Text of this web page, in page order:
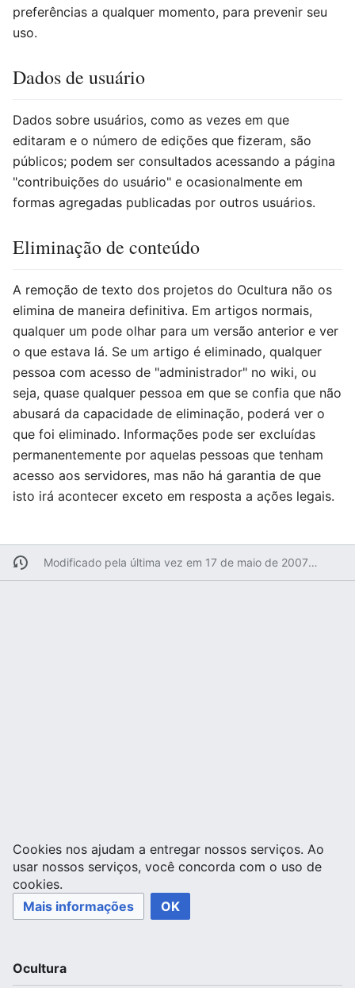
preferências a qualquer momento, para prevenir seu
uso.
Dados de usuário
Dados sobre usuários, como as vezes em que
editaram e o número de edições que fizeram, são
públicos; podem ser consultados acessando a página
"contribuições do usuário" e ocasionalmente em
formas agregadas publicadas por outros usuários.
Eliminação de conteúdo
A remoção de texto dos projetos do Ocultura não os
elimina de maneira definitiva. Em artigos normais,
qualquer um pode olhar para um versão anterior e ver
o que estava lá. Se um artigo é eliminado, qualquer
pessoa com acesso de "administrador" no wiki, ou
seja, quase qualquer pessoa em que se confia que não
abusará da capacidade de eliminação, poderá ver o
que foi eliminado. Informações pode ser excluídas
permanentemente por aquelas pessoas que tenham
acesso aos servidores, mas não há garantia de que
isto irá acontecer exceto em resposta a ações legais.
Modificado pela última vez em 17 de maio de 2007 às 08h35min
Cookies nos ajudam a entregar nossos serviços. Ao
usar nossos serviços, você concorda com o uso de
cookies.
Mais informações
OK
Ocultura